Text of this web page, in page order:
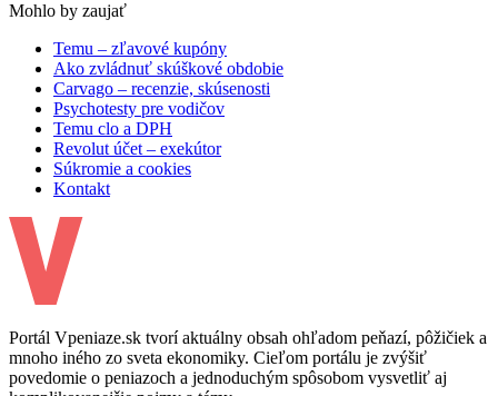
Mohlo by zaujať
Temu – zľavové kupóny
Ako zvládnuť skúškové obdobie
Carvago – recenzie, skúsenosti
Psychotesty pre vodičov
Temu clo a DPH
Revolut účet – exekútor
Súkromie a cookies
Kontakt
Portál Vpeniaze.sk tvorí aktuálny obsah ohľadom peňazí, pôžičiek a
mnoho iného zo sveta ekonomiky. Cieľom portálu je zvýšiť
povedomie o peniazoch a jednoduchým spôsobom vysvetliť aj